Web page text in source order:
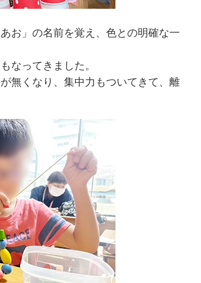
お」の名前を覚え、色との明確な一
なってきました。
無くなり、集中力もついてきて、離